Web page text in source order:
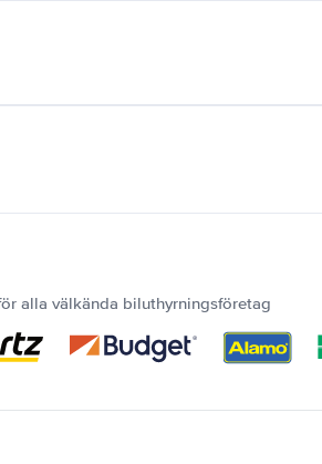
alla välkända biluthyrningsföretag